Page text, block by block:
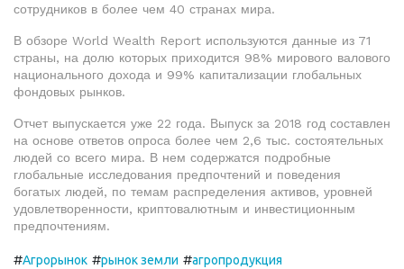
сотрудников в более чем 40 странах мира.
В обзоре World Wealth Report используются данные из 71
страны, на долю которых приходится 98% мирового валового
национального дохода и 99% капитализации глобальных
фондовых рынков.
Отчет выпускается уже 22 года. Выпуск за 2018 год составлен
на основе ответов опроса более чем 2,6 тыс. состоятельных
людей со всего мира. В нем содержатся подробные
глобальные исследования предпочтений и поведения
богатых людей, по темам распределения активов, уровней
удовлетворенности, криптовалютным и инвестиционным
предпочтениям.
#Агрорынок #рынок земли #агропродукция